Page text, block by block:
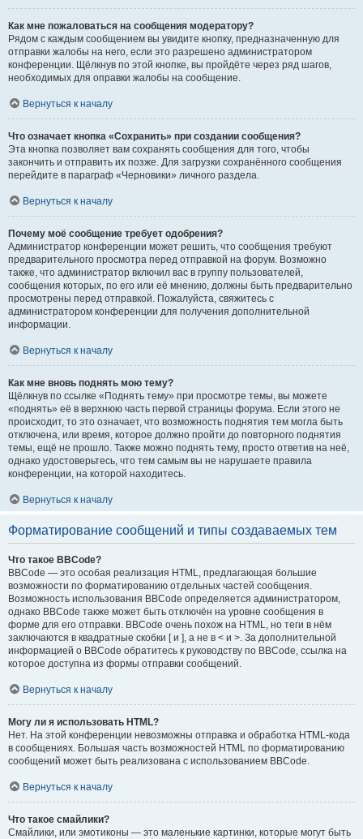
Как мне пожаловаться на сообщения модератору?
Рядом с каждым сообщением вы увидите кнопку, предназначенную для
отправки жалобы на него, если это разрешено администратором
конференции. Щёлкнув по этой кнопке, вы пройдёте через ряд шагов,
необходимых для оправки жалобы на сообщение.
Вернуться к началу
Что означает кнопка «Сохранить» при создании сообщения?
Эта кнопка позволяет вам сохранять сообщения для того, чтобы
закончить и отправить их позже. Для загрузки сохранённого сообщения
перейдите в параграф «Черновики» личного раздела.
Вернуться к началу
Почему моё сообщение требует одобрения?
Администратор конференции может решить, что сообщения требуют
предварительного просмотра перед отправкой на форум. Возможно
также, что администратор включил вас в группу пользователей,
сообщения которых, по его или её мнению, должны быть предварительно
просмотрены перед отправкой. Пожалуйста, свяжитесь с
администратором конференции для получения дополнительной
информации.
Вернуться к началу
Как мне вновь поднять мою тему?
Щёлкнув по ссылке «Поднять тему» при просмотре темы, вы можете
«поднять» её в верхнюю часть первой страницы форума. Если этого не
происходит, то это означает, что возможность поднятия тем могла быть
отключена, или время, которое должно пройти до повторного поднятия
темы, ещё не прошло. Также можно поднять тему, просто ответив на неё,
однако удостоверьтесь, что тем самым вы не нарушаете правила
конференции, на которой находитесь.
Вернуться к началу
Форматирование сообщений и типы создаваемых тем
Что такое BBCode?
BBCode — это особая реализация HTML, предлагающая большие
возможности по форматированию отдельных частей сообщения.
Возможность использования BBCode определяется администратором,
однако BBCode также может быть отключён на уровне сообщения в
форме для его отправки. BBCode очень похож на HTML, но теги в нём
заключаются в квадратные скобки [ и ], а не в < и >. За дополнительной
информацией о BBCode обратитесь к руководству по BBCode, ссылка на
которое доступна из формы отправки сообщений.
Вернуться к началу
Могу ли я использовать HTML?
Нет. На этой конференции невозможны отправка и обработка HTML-кода
в сообщениях. Большая часть возможностей HTML по форматированию
сообщений может быть реализована с использованием BBCode.
Вернуться к началу
Что такое смайлики?
Смайлики, или эмотиконы — это маленькие картинки, которые могут быть